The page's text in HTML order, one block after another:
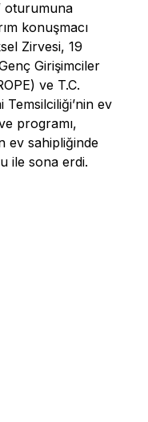
oturumuna
konuşmacı
Zirvesi, 19
Girişimciler
ve T.C.
ev
programı,
ev sahipliğinde
ile sona erdi.